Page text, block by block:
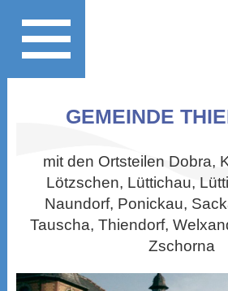
GEMEINDE
mit den Ortsteilen Dobra,
Lötzschen, Lüttichau,
Naundorf, Ponickau,
Tauscha, Thiendorf,
Zschorna